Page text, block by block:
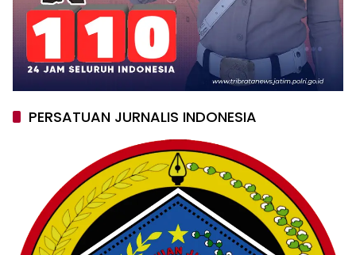
PERSATUAN JURNALIS INDONESIA